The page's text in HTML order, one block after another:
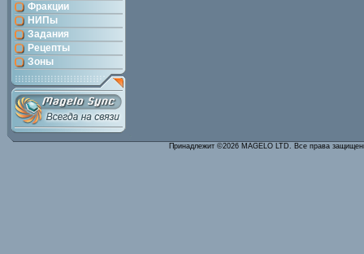
Фракции
НИПы
Задания
Рецепты
Зоны
Принадлежит ©2026 MAGELO LTD. Все права